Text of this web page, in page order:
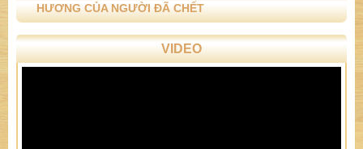
VU LAN GỢI NHỚ
CÓ TRÍ TUỆ LÀ BIẾT NHƯ THẬT VỀ...